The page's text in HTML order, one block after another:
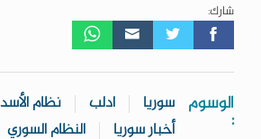
شارك:
الوسوم
:
سوريا ادلب
نظام الأسد
أخبار سوريا
النظام السوري